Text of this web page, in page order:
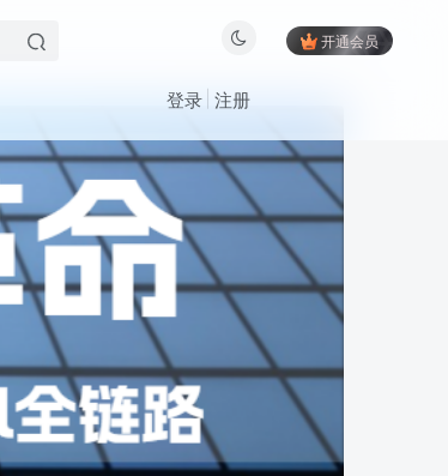
开通会员
登录 注册